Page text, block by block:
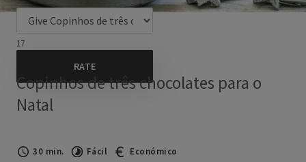
17
Copinhos de três chocolates para o
Natal
30 min. Fácil Económico